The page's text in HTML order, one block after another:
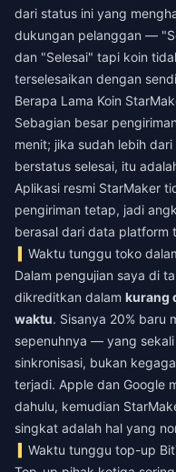
dari status ini yang
dukungan pelanggan —
dan "Selesai" tapi koin
terselesaikan dengan
Berapa Lama Koin
Sebagian besar
menit; jika sudah lebih
berstatus selesai, itu
Aplikasi resmi StarMaker
pengiriman tetap, jadi
berasal dari data platform
Waktu tunggu toko
Dalam pengujian saya di
dikreditkan dalam kurang
waktu. Sisanya 20% baru
sepenuhnya — yang
sinkronisasi, bukan
terjadi. Apple dan Google
dahulu, kemudian
singkat adalah hal yang
Waktu tunggu top-up